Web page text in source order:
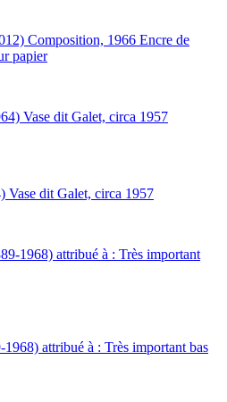
Composition, 1966 Encre de
papier
Vase dit Galet, circa 1957
attribué à : Très important bas